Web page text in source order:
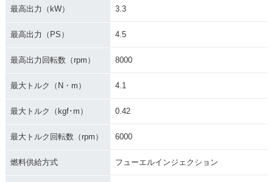
最高出力（kW） 3.3
最高出力（PS） 4.5
最高出力回転数（rpm） 8000
最大トルク（N・m） 4.1
最大トルク（kgf･m） 0.42
最大トルク回転数（rpm） 6000
燃料供給方式 フューエルインジェクション